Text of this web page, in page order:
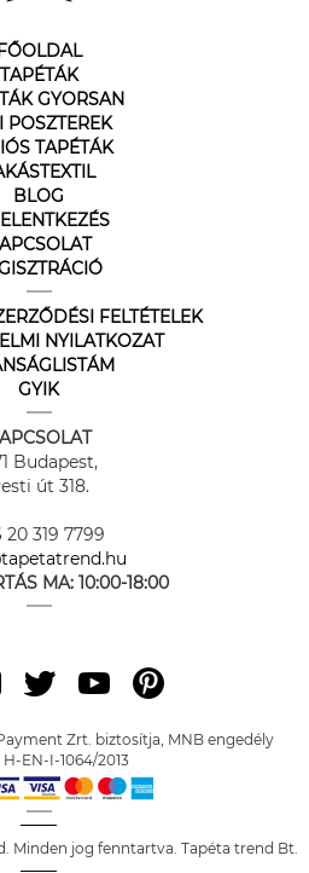
TAPÉTÁK
GYORSAN
POSZTEREK
TAPÉTÁK
BLOG
FELTÉTELEK
NYILATKOZAT
GYIK
Budapest,
út 318.
20 319 7799
MA: 10:00-18:00
Zrt. biztosítja, MNB engedély
EN-I-1064/2013
Minden jog fenntartva. Tapéta trend Bt.